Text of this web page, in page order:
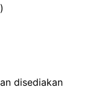
disediakan